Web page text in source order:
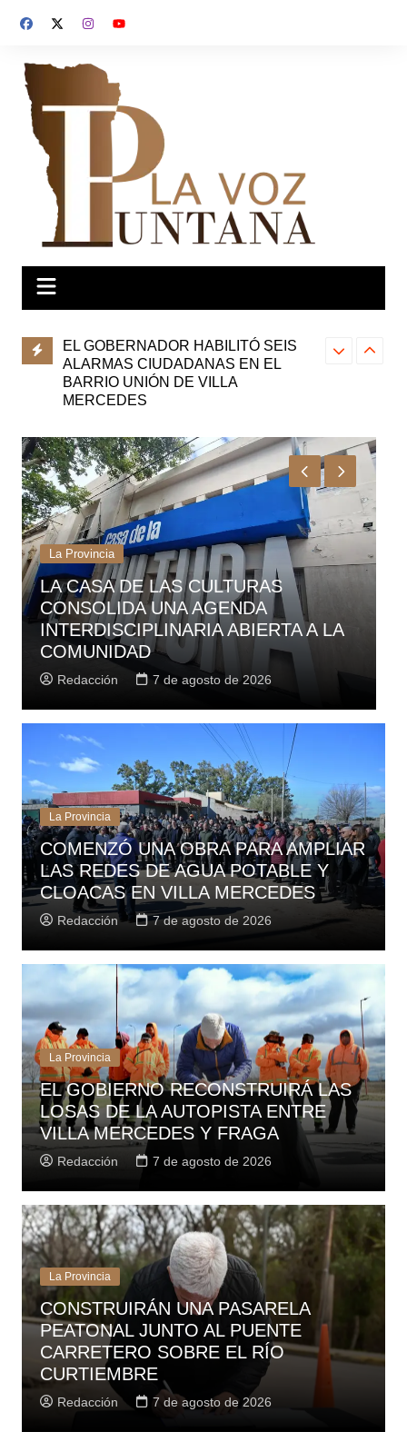
LAS
EL GOBERNADOR HABILITÓ SEIS
ALARMAS CIUDADANAS EN EL
BARRIO UNIÓN DE VILLA
MERCEDES
LAS
La Provincia
LA CASA DE LAS CULTURAS
CONSOLIDA UNA AGENDA
INTERDISCIPLINARIA ABIERTA A LA
COMUNIDAD
Redacción 7 de agosto de 2026
La Provincia
COMENZÓ UNA OBRA PARA AMPLIAR
LAS REDES DE AGUA POTABLE Y
CLOACAS EN VILLA MERCEDES
Redacción 7 de agosto de 2026
La Provincia
EL GOBIERNO RECONSTRUIRÁ LAS
LOSAS DE LA AUTOPISTA ENTRE
VILLA MERCEDES Y FRAGA
Redacción 7 de agosto de 2026
La Provincia
CONSTRUIRÁN UNA PASARELA
PEATONAL JUNTO AL PUENTE
CARRETERO SOBRE EL RÍO
CURTIEMBRE
Redacción 7 de agosto de 2026